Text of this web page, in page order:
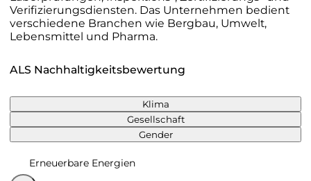
Verifizierungsdiensten. Das Unternehmen bedient
verschiedene Branchen wie Bergbau, Umwelt,
Lebensmittel und Pharma.
ALS Nachhaltigkeitsbewertung
Klima
Gesellschaft
Gender
Erneuerbare Energien